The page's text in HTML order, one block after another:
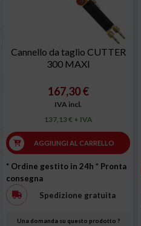
Cannello da taglio CUTTER
300 MAXI
167,30 €
IVA incl.
137,13 € + IVA
AGGIUNGI AL CARRELLO
* Ordine gestito in 24h * Pronta
consegna
Spedizione gratuita
Una domanda su questo prodotto ?